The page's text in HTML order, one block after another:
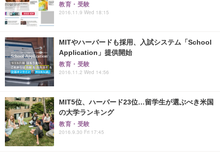
教育・受験
2016.11.9 Wed 18:15
MITやハーバードも採用、入試システム「School
Application」提供開始
教育・受験
2016.11.2 Wed 14:56
MIT5位、ハーバード23位…留学生が選ぶべき米国
の大学ランキング
教育・受験
2016.9.30 Fri 17:45